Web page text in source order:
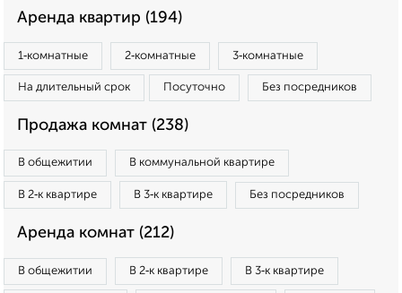
Аренда квартир (194)
1‑комнатные 2‑комнатные 3‑комнатные
На длительный срок Посуточно Без посредников
Продажа комнат (238)
В общежитии В коммунальной квартире
В 2‑к квартире В 3‑к квартире Без посредников
Аренда комнат (212)
В общежитии В 2‑к квартире В 3‑к квартире